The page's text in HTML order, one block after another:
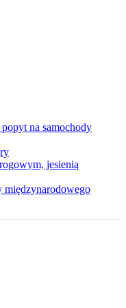
na samochody
jesienią
międzynarodowego